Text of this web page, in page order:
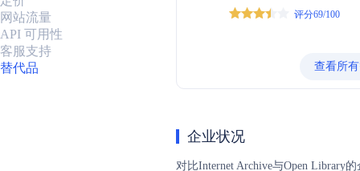
网站流量
API 可用性
客服支持
替代品
评分69/100
查看所
企业状况
对比Internet Archive与Open Library